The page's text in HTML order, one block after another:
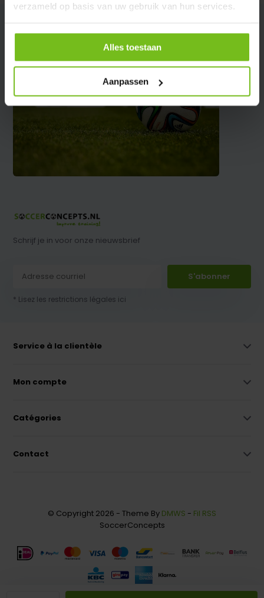
verzameld op basis van uw gebruik van hun services.
Alles toestaan
Aanpassen
Schrijf je in voor onze nieuwsbrief
S'abonner
* Lisez les restrictions légales ici
Service à la clientèle
Mon compte
Catégories
Contact
© Copyright 2026 - Theme By DMWS - Fil RSS
SoccerConcepts